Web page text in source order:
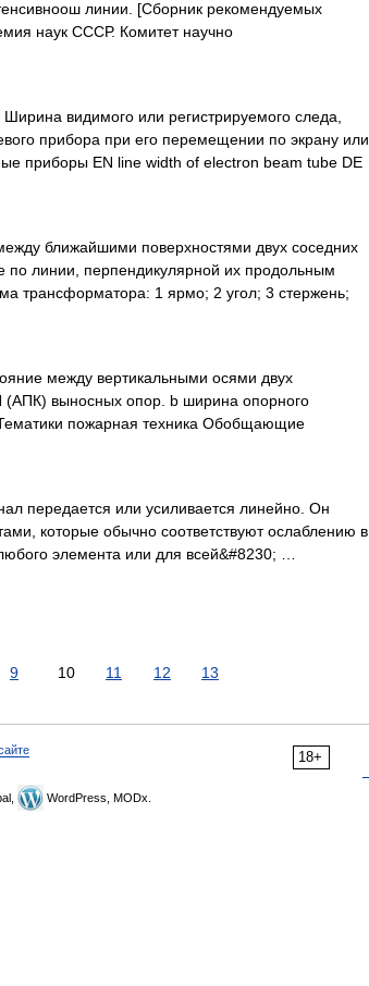
линии. [Сборник рекомендуемых
наук СССР. Комитет научно
видимого или регистрируемого следа,
прибора при его перемещении по экрану или
приборы EN line width of electron beam tube DE
ближайшими поверхностями двух соседних
по линии, перпендикулярной их продольным
трансформатора: 1 ярмо; 2 угол; 3 стержень;
между вертикальными осями двух
(АПК) выносных опор. b ширина опорного
пожарная техника Обобщающие
передается или усиливается линейно. Он
которые обычно соответствуют ослаблению в
элемента или для всей&#8230; …
9 10 11 12 13
18+
WordPress, MODx.